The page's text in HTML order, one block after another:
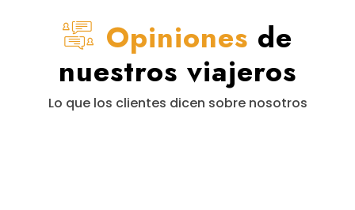
Opiniones de
nuestros viajeros
Lo que los clientes dicen sobre nosotros